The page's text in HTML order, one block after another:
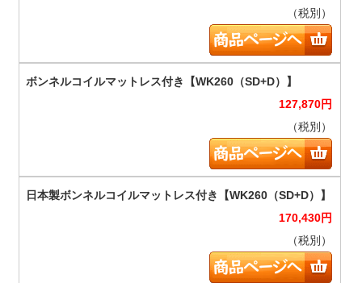
（税別）
127,870円
（税別）
170,430円
（税別）